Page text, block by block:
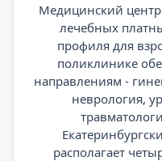
Медицинский центр
лечебных
профиля для
поликлинике
направлениям -
неврология,
располагает